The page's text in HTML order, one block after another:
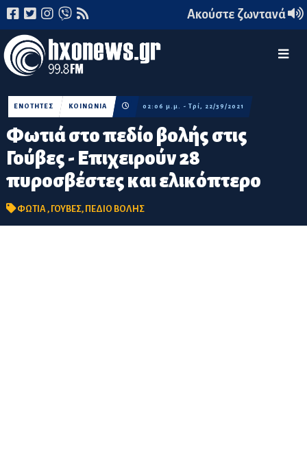
Ακούστε ζωντανά
Φωτιά στο πεδίο βολής στις
Γούβες - Επιχειρούν 28
πυροσβέστες και ελικόπτερο
ΕΝΟΤΗΤΕΣ ΚΟΙΝΩΝΙΑ 02:06 μ.μ. - Τρί, 22/39/2021
ΦΩΤΙΑ , ΓΟΥΒΕΣ, ΠΕΔΙΟ ΒΟΛΗΣ